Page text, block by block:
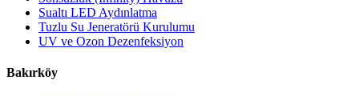
Sualtı LED Aydınlatma
Tuzlu Su Jeneratörü Kurulumu
UV ve Ozon Dezenfeksiyon
Bakırköy